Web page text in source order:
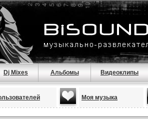
Dj Mixes Альбомы Видеоклипы
Моя музыка